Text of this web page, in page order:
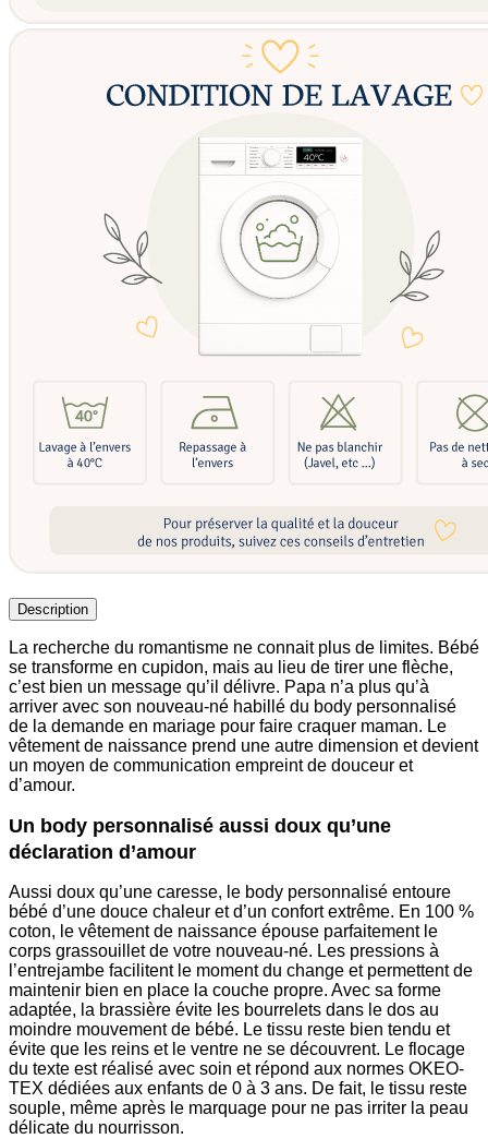
Description
La recherche du romantisme ne connait plus de limites. Bébé
se transforme en cupidon, mais au lieu de tirer une flèche,
c’est bien un message qu’il délivre. Papa n’a plus qu’à
arriver avec son nouveau-né habillé du body personnalisé
de la demande en mariage pour faire craquer maman. Le
vêtement de naissance prend une autre dimension et devient
un moyen de communication empreint de douceur et
d’amour.
Un body personnalisé aussi doux qu’une
déclaration d’amour
Aussi doux qu’une caresse, le body personnalisé entoure
bébé d’une douce chaleur et d’un confort extrême. En 100 %
coton, le vêtement de naissance épouse parfaitement le
corps grassouillet de votre nouveau-né. Les pressions à
l’entrejambe facilitent le moment du change et permettent de
maintenir bien en place la couche propre. Avec sa forme
adaptée, la brassière évite les bourrelets dans le dos au
moindre mouvement de bébé. Le tissu reste bien tendu et
évite que les reins et le ventre ne se découvrent. Le flocage
du texte est réalisé avec soin et répond aux normes OKEO-
TEX dédiées aux enfants de 0 à 3 ans. De fait, le tissu reste
souple, même après le marquage pour ne pas irriter la peau
délicate du nourrisson.